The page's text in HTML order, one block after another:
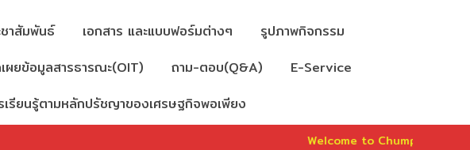
ชาสัมพันธ์ เอกสาร และแบบฟอร์มต่างๆ
รูปภาพกิจกรรม
ผยข้อมูลสารธารณะ(OIT)
ถาม-ตอบ(Q&A)
E-Service
เรียนรู้ตามหลักปรัชญาของเศรษฐกิจพอเพียง
Welcome to